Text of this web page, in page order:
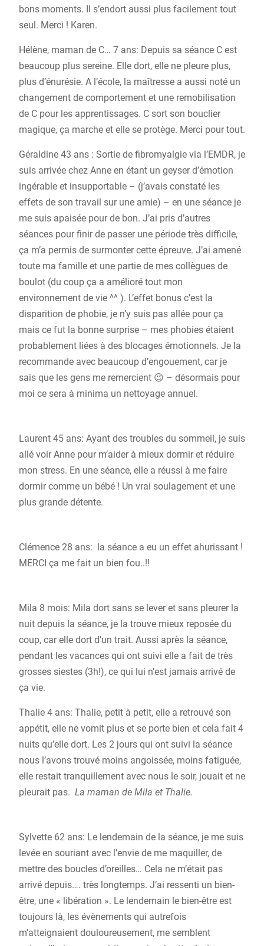
bons moments. Il s’endort aussi plus facilement tout
seul. Merci ! Karen.
Hélène, maman de C… 7 ans: Depuis sa séance C est
beaucoup plus sereine. Elle dort, elle ne pleure plus,
plus d’énurésie. A l’école, la maîtresse a aussi noté un
changement de comportement et une remobilisation
de C pour les apprentissages. C sort son bouclier
magique, ça marche et elle se protège. Merci pour tout.
Géraldine 43 ans : Sortie de fibromyalgie via l’EMDR, je
suis arrivée chez Anne en étant un geyser d’émotion
ingérable et insupportable – (j’avais constaté les
effets de son travail sur une amie) – en une séance je
me suis apaisée pour de bon. J’ai pris d’autres
séances pour finir de passer une période très difficile,
ça m’a permis de surmonter cette épreuve. J’ai amené
toute ma famille et une partie de mes collègues de
boulot (du coup ça a amélioré tout mon
environnement de vie ^^ ). L’effet bonus c’est la
disparition de phobie, je n’y suis pas allée pour ça
mais ce fut la bonne surprise – mes phobies étaient
probablement liées à des blocages émotionnels. Je la
recommande avec beaucoup d’engouement, car je
sais que les gens me remercient 😉 – désormais pour
moi ce sera à minima un nettoyage annuel.
Laurent 45 ans: Ayant des troubles du sommeil, je suis
allé voir Anne pour m’aider à mieux dormir et réduire
mon stress. En une séance, elle a réussi à me faire
dormir comme un bébé ! Un vrai soulagement et une
plus grande détente.
Clémence 28 ans: la séance a eu un effet ahurissant !
MERCI ça me fait un bien fou..!!
Mila 8 mois: Mila dort sans se lever et sans pleurer la
nuit depuis la séance, je la trouve mieux reposée du
coup, car elle dort d’un trait. Aussi après la séance,
pendant les vacances qui ont suivi elle a fait de très
grosses siestes (3h!), ce qui lui n’est jamais arrivé de
ça vie.
Thalie 4 ans: Thalie, petit à petit, elle a retrouvé son
appétit, elle ne vomit plus et se porte bien et cela fait 4
nuits qu’elle dort. Les 2 jours qui ont suivi la séance
nous l’avons trouvé moins angoissée, moins fatiguée,
elle restait tranquillement avec nous le soir, jouait et ne
pleurait pas. La maman de Mila et Thalie.
Sylvette 62 ans: Le lendemain de la séance, je me suis
levée en souriant avec l’envie de me maquiller, de
mettre des boucles d’oreilles… Cela ne m’était pas
arrivé depuis…. très longtemps. J’ai ressenti un bien-
être, une « libération ». Le lendemain le bien-être est
toujours là, les évènements qui autrefois
m’atteignaient douloureusement, me semblent